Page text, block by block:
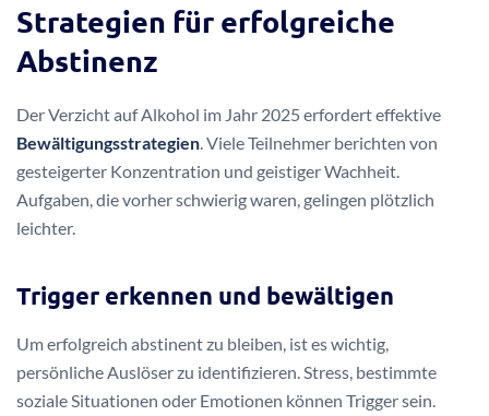
Strategien für erfolgreiche
Abstinenz
Der Verzicht auf Alkohol im Jahr 2025 erfordert effektive
Bewältigungsstrategien. Viele Teilnehmer berichten von
gesteigerter Konzentration und geistiger Wachheit.
Aufgaben, die vorher schwierig waren, gelingen plötzlich
leichter.
Trigger erkennen und bewältigen
Um erfolgreich abstinent zu bleiben, ist es wichtig,
persönliche Auslöser zu identifizieren. Stress, bestimmte
soziale Situationen oder Emotionen können Trigger sein.